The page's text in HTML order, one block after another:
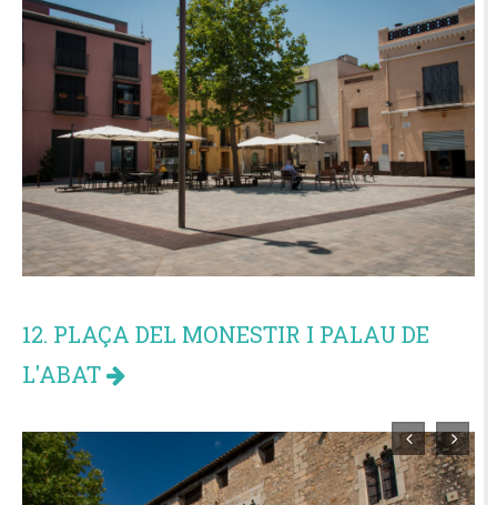
12. PLAÇA DEL MONESTIR I PALAU DE
L'ABAT